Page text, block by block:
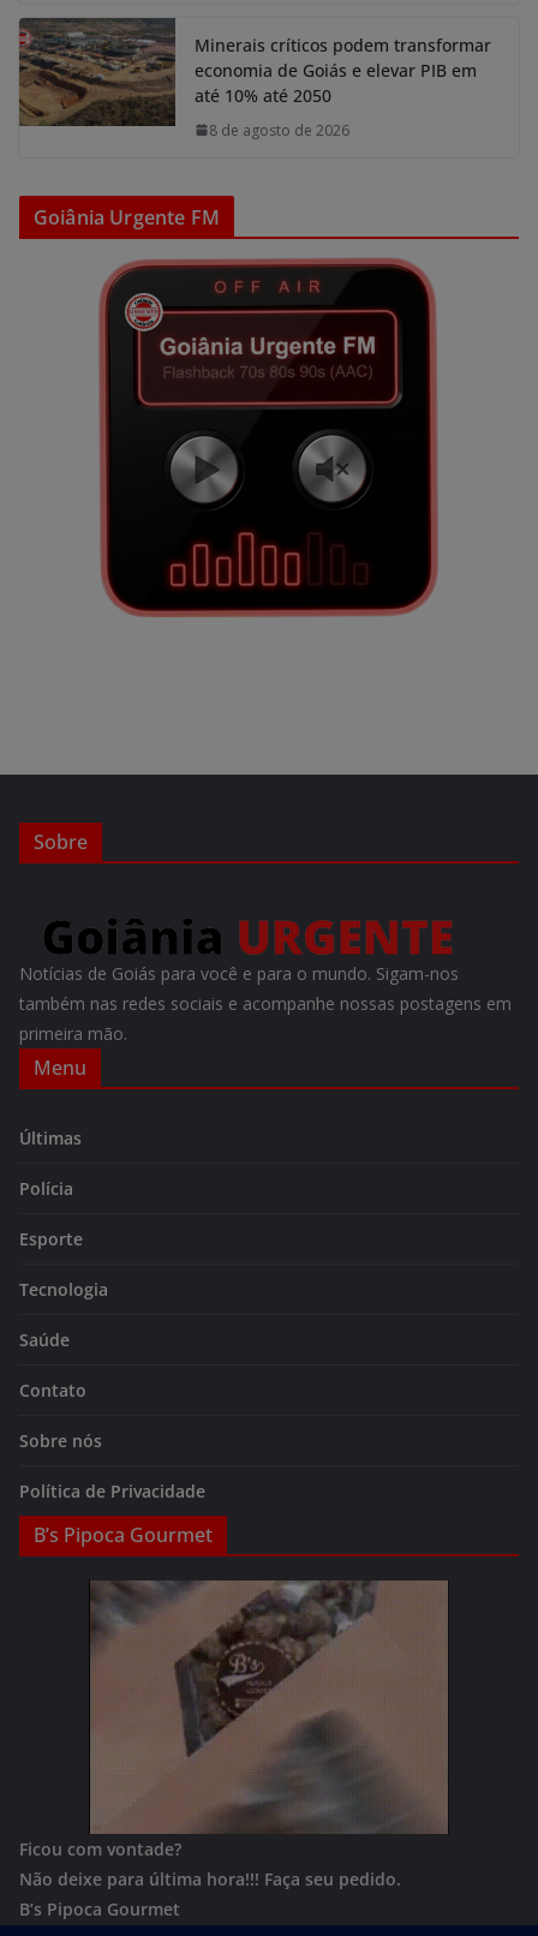
Minerais críticos podem transformar
economia de Goiás e elevar PIB em
até 10% até 2050
8 de agosto de 2026
Goiânia Urgente FM
Sobre
Notícias de Goiás para você e para o mundo. Sigam-nos
também nas redes sociais e acompanhe nossas postagens em
primeira mão.
Menu
Últimas
Polícia
Esporte
Tecnologia
Saúde
Contato
Sobre nós
Política de Privacidade
B’s Pipoca Gourmet
Ficou com vontade?
Não deixe para última hora!!! Faça seu pedido.
B’s Pipoca Gourmet